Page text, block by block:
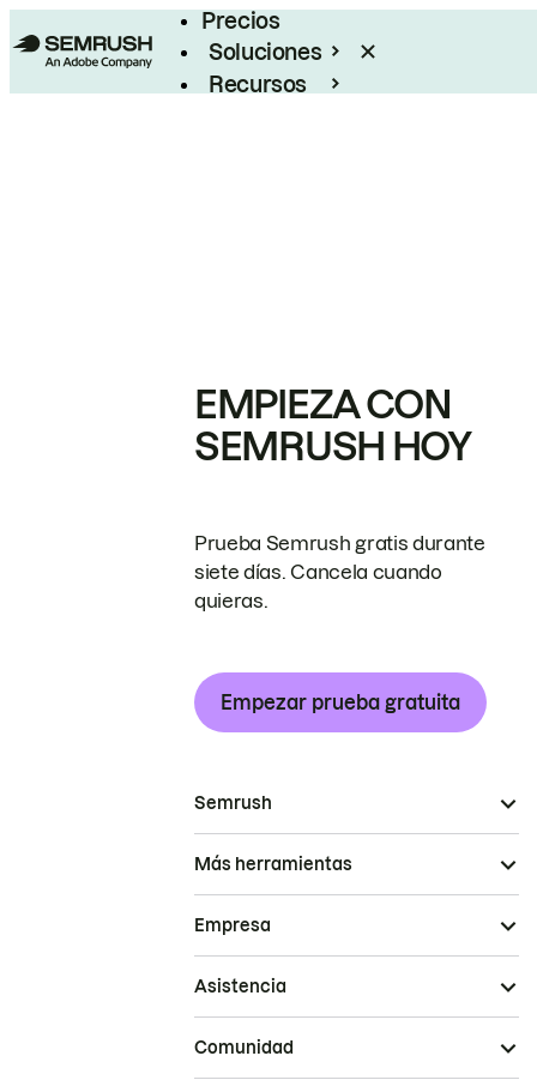
Precios
Soluciones
Recursos
EMPIEZA CON
SEMRUSH HOY
Prueba Semrush gratis durante
siete días. Cancela cuando
quieras.
Empezar prueba gratuita
Semrush
Más herramientas
Empresa
Asistencia
Comunidad